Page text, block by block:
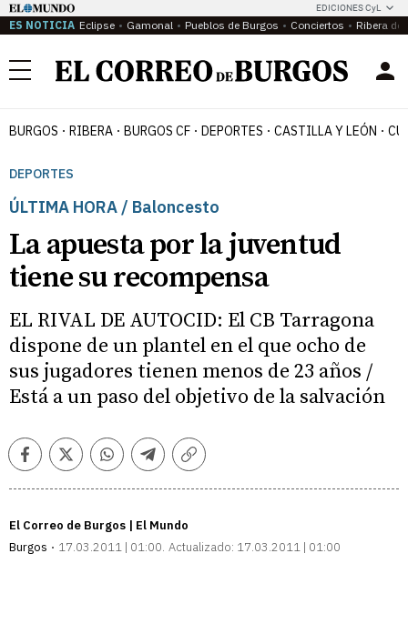
EDICIONES CyL
ES NOTICIA Eclipse Gamonal Pueblos de Burgos Conciertos Ribera del
Menú
BURGOS RIBERA BURGOS CF DEPORTES CASTILLA Y LEÓN
DEPORTES
ÚLTIMA HORA / Baloncesto
La apuesta por la juventud
tiene su recompensa
EL RIVAL DE AUTOCID: El CB Tarragona
dispone de un plantel en el que ocho de
sus jugadores tienen menos de 23 años /
Está a un paso del objetivo de la salvación
FacebookTwitterWhatsappTelegramCopiar
El Correo de Burgos | El Mundo
Burgos
17.03.2011 | 01:00 Actualizado: 17.03.2011 | 01:00